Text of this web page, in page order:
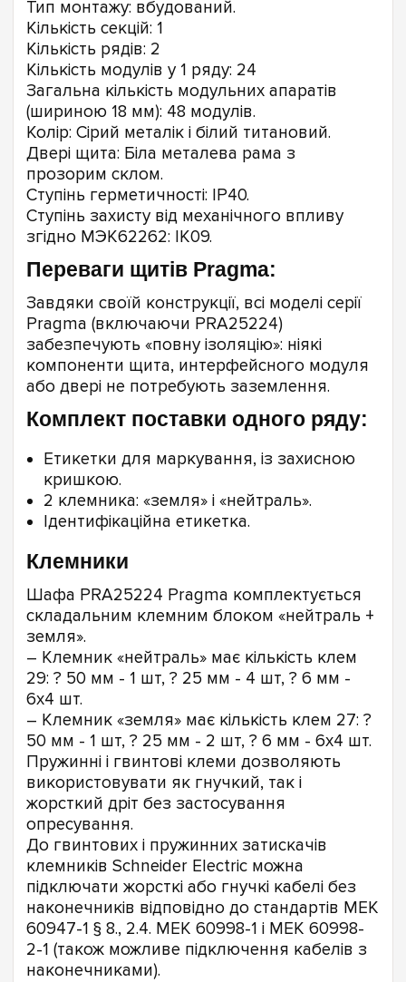
Тип монтажу: вбудований.
Кількість секцій: 1
Кількість рядів: 2
Кількість модулів у 1 ряду: 24
Загальна кількість модульних апаратів
(шириною 18 мм): 48 модулів.
Колір: Сірий металік і білий титановий.
Двері щита: Біла металева рама з
прозорим склом.
Ступінь герметичності: IP40.
Ступінь захисту від механічного впливу
згідно МЭК62262: IK09.
Переваги щитів Pragma:
Завдяки своїй конструкції, всі моделі серії
Pragma (включаючи PRA25224)
забезпечують «повну ізоляцію»: ніякі
компоненти щита, интерфейсного модуля
або двері не потребують заземлення.
Комплект поставки одного ряду:
Етикетки для маркування, із захисною
кришкою.
2 клемника: «земля» і «нейтраль».
Ідентифікаційна етикетка.
Клемники
Шафа PRA25224 Pragma комплектується
складальним клемним блоком «нейтраль +
земля».
– Клемник «нейтраль» має кількість клем
29: ? 50 мм - 1 шт, ? 25 мм - 4 шт, ? 6 мм -
6х4 шт.
– Клемник «земля» має кількість клем 27: ?
50 мм - 1 шт, ? 25 мм - 2 шт, ? 6 мм - 6х4 шт.
Пружинні і гвинтові клеми дозволяють
використовувати як гнучкий, так і
жорсткий дріт без застосування
опресування.
До гвинтових і пружинних затискачів
клемників Schneider Electric можна
підключати жорсткі або гнучкі кабелі без
наконечників відповідно до стандартів МЕК
60947-1 § 8., 2.4. МЕК 60998-1 і МЕК 60998-
2-1 (також можливе підключення кабелів з
наконечниками).